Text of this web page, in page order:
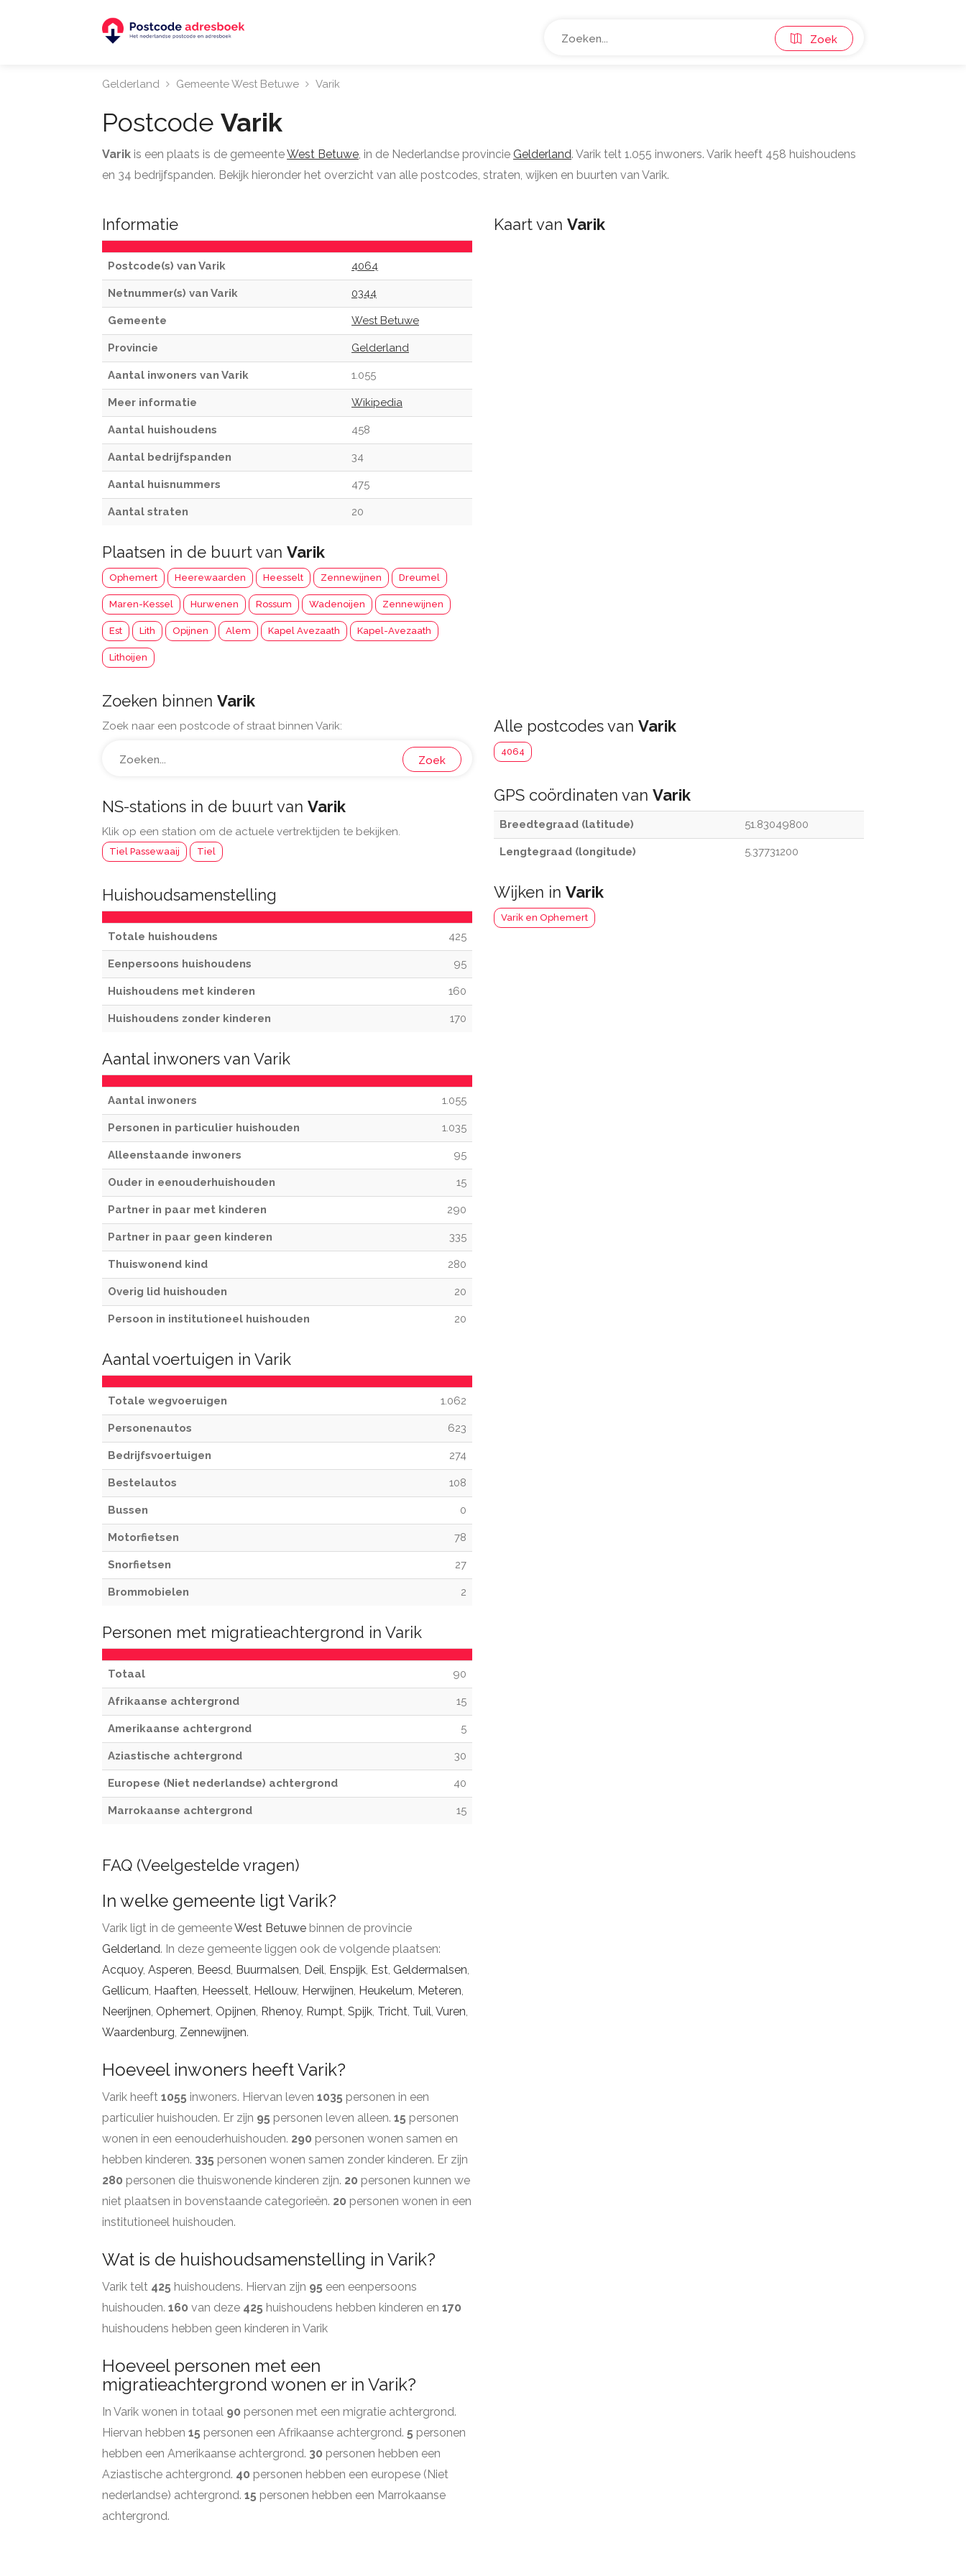
Zoek
Gelderland Gemeente West Betuwe Varik
Postcode Varik
Varik is een plaats is de gemeenteWest Betuwe, in de Nederlandse provincie Gelderland. Varik telt 1.055 inwoners. Varik heeft 458 huishoudens
en 34 bedrijfspanden. Bekijk hieronder het overzicht van alle postcodes, straten, wijken en buurten van Varik.
Informatie
Postcode(s) van Varik 4064
Netnummer(s) van Varik 0344
Gemeente West Betuwe
Provincie Gelderland
Aantal inwoners van Varik 1.055
Meer informatie Wikipedia
Aantal huishoudens 458
Aantal bedrijfspanden 34
Aantal huisnummers 475
Aantal straten 20
Plaatsen in de buurt van Varik
Ophemert Heerewaarden Heesselt Zennewijnen Dreumel
Maren-Kessel Hurwenen Rossum Wadenoijen Zennewijnen
Est Lith Opijnen Alem Kapel Avezaath Kapel-Avezaath
Lithoijen
Zoeken binnen Varik
Zoek naar een postcode of straat binnen Varik:
Zoek
NS-stations in de buurt van Varik
Klik op een station om de actuele vertrektijden te bekijken.
Tiel Passewaaij Tiel
Huishoudsamenstelling
Totale huishoudens 425
Eenpersoons huishoudens 95
Huishoudens met kinderen 160
Huishoudens zonder kinderen 170
Aantal inwoners van Varik
Aantal inwoners 1.055
Personen in particulier huishouden 1.035
Alleenstaande inwoners 95
Ouder in eenouderhuishouden 15
Partner in paar met kinderen 290
Partner in paar geen kinderen 335
Thuiswonend kind 280
Overig lid huishouden 20
Persoon in institutioneel huishouden 20
Aantal voertuigen in Varik
Totale wegvoeruigen 1.062
Personenautos 623
Bedrijfsvoertuigen 274
Bestelautos 108
Bussen 0
Motorfietsen 78
Snorfietsen 27
Brommobielen 2
Personen met migratieachtergrond in Varik
Totaal 90
Afrikaanse achtergrond 15
Amerikaanse achtergrond 5
Aziastische achtergrond 30
Europese (Niet nederlandse) achtergrond 40
Marrokaanse achtergrond 15
Kaart van Varik
Alle postcodes van Varik
4064
GPS coördinaten van Varik
Breedtegraad (latitude) 51.83049800
Lengtegraad (longitude) 5.37731200
Wijken in Varik
Varik en Ophemert
FAQ (Veelgestelde vragen)
In welke gemeente ligt Varik?
Varik ligt in de gemeenteWest Betuwe binnen de provincie
Gelderland. In deze gemeente liggen ook de volgende plaatsen:
Acquoy, Asperen, Beesd, Buurmalsen, Deil, Enspijk, Est, Geldermalsen,
Gellicum, Haaften, Heesselt, Hellouw, Herwijnen, Heukelum, Meteren,
Neerijnen, Ophemert, Opijnen, Rhenoy, Rumpt, Spijk, Tricht, Tuil, Vuren,
Waardenburg, Zennewijnen.
Hoeveel inwoners heeft Varik?
Varik heeft 1055 inwoners. Hiervan leven 1035 personen in een
particulier huishouden. Er zijn 95 personen leven alleen. 15 personen
wonen in een eenouderhuishouden. 290 personen wonen samen en
hebben kinderen. 335 personen wonen samen zonder kinderen. Er zijn
280 personen die thuiswonende kinderen zijn. 20 personen kunnen we
niet plaatsen in bovenstaande categorieën. 20 personen wonen in een
institutioneel huishouden.
Wat is de huishoudsamenstelling in Varik?
Varik telt 425 huishoudens. Hiervan zijn 95 een eenpersoons
huishouden. 160 van deze 425 huishoudens hebben kinderen en 170
huishoudens hebben geen kinderen in Varik
Hoeveel personen met een
migratieachtergrond wonen er in Varik?
In Varik wonen in totaal 90 personen met een migratie achtergrond.
Hiervan hebben 15 personen een Afrikaanse achtergrond. 5 personen
hebben een Amerikaanse achtergrond. 30 personen hebben een
Aziastische achtergrond. 40 personen hebben een europese (Niet
nederlandse) achtergrond. 15 personen hebben een Marrokaanse
achtergrond.